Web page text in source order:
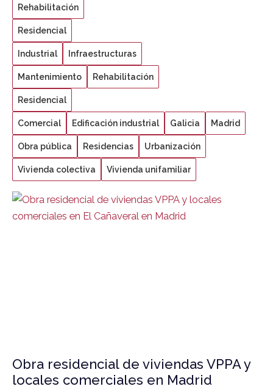
Rehabilitación
Residencial
Industrial Infraestructuras
Mantenimiento Rehabilitación
Residencial
Comercial Edificación industrial Galicia Madrid
Obra pública Residencias Urbanización
Vivienda colectiva Vivienda unifamiliar
Obra residencial de viviendas VPPA y
locales comerciales en Madrid